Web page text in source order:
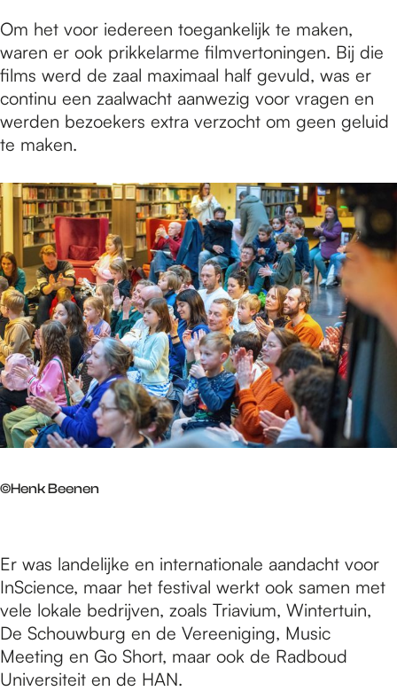
Om het voor iedereen toegankelijk te maken,
waren er ook prikkelarme filmvertoningen. Bij die
films werd de zaal maximaal half gevuld, was er
continu een zaalwacht aanwezig voor vragen en
werden bezoekers extra verzocht om geen geluid
te maken.
©Henk Beenen
Er was landelijke en internationale aandacht voor
InScience, maar het festival werkt ook samen met
vele lokale bedrijven, zoals Triavium, Wintertuin,
De Schouwburg en de Vereeniging, Music
Meeting en Go Short, maar ook de Radboud
Universiteit en de HAN.